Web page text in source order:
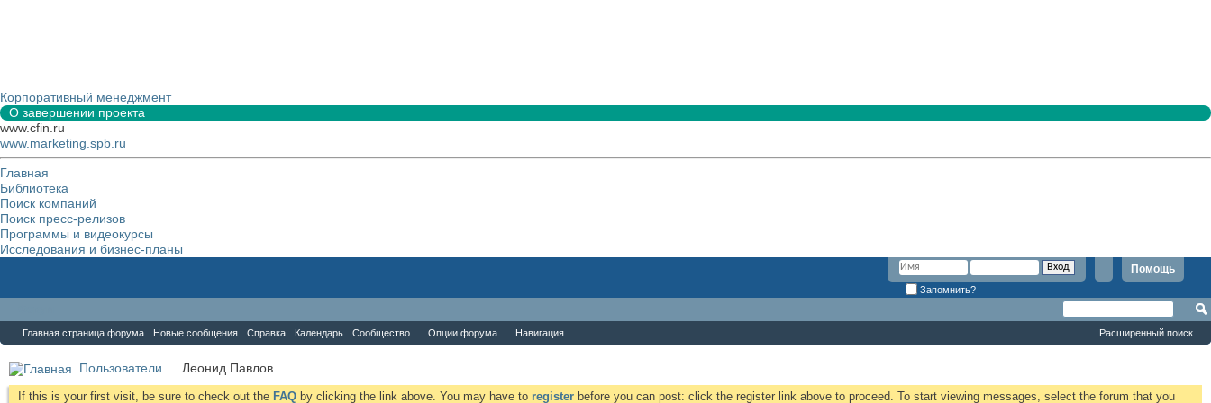
Корпоративный менеджмент
О завершении проекта
www.cfin.ru
www.marketing.spb.ru
Главная
Библиотека
Поиск компаний
Поиск пресс-релизов
Программы и видеокурсы
Исследования и бизнес-планы
Помощь
Запомнить?
Главная страница форума Новые сообщения Справка Календарь Сообщество Опции форума Навигация Расширенный поиск
Пользователи Леонид Павлов
If this is your first visit, be sure to check out the FAQ by clicking the link above. You may have to register before you can post: click the register link above to proceed. To start viewing messages, select the forum that you